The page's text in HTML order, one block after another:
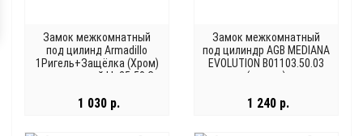
Замок межкомнатный
под цилинд Armadillo
1Ригель+Защёлка (Хром)
с отв. планкой Lh 25-50 Cp
1 030 р.
Замок межкомнатный
под цилиндр AGB MEDIANA
EVOLUTION B01103.50.03
(латунь)
1 240 р.